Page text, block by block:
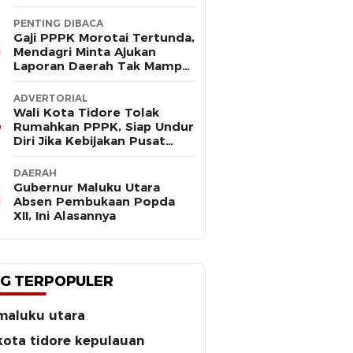
PENTING DIBACA
Gaji PPPK Morotai Tertunda,
Mendagri Minta Ajukan
Laporan Daerah Tak Mampu
Bayar Pegawai
ADVERTORIAL
Wali Kota Tidore Tolak
Rumahkan PPPK, Siap Undur
Diri Jika Kebijakan Pusat
Korbankan Ribuan Pegawai
DAERAH
Gubernur Maluku Utara
Absen Pembukaan Popda
XII, Ini Alasannya
TERPOPULER
utara
tidore kepulauan